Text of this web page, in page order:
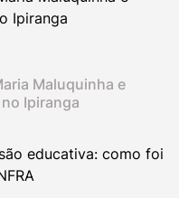
Maluquinha e
Ipiranga